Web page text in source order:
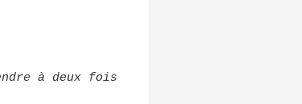
à deux fois